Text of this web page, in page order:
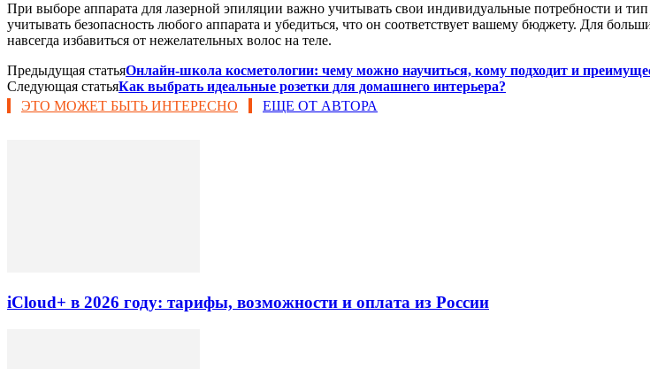
При выборе аппарата для лазерной эпиляции важно учитывать свои индивидуальные потребности и
учитывать безопасность любого аппарата и убедиться, что он соответствует вашему бюджету. Для
навсегда избавиться от нежелательных волос на теле.
Предыдущая статьяОнлайн-школа косметологии: чему можно научиться, кому подходит и
Следующая статьяКак выбрать идеальные розетки для домашнего интерьера?
ЭТО МОЖЕТ БЫТЬ ИНТЕРЕСНО
ЕЩЕ ОТ АВТОРА
iCloud+ в 2026 году: тарифы, возможности и оплата из России